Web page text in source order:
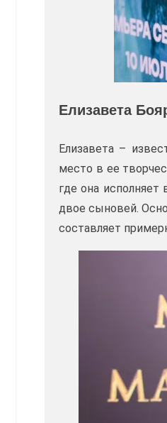
Елизавета
Елизавета –
место в ее
где она
двое сыновей.
составляет